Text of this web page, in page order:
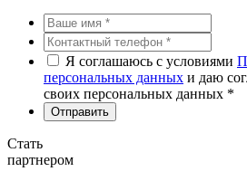
Я соглашаюсь с условиями
персональных данных и даю
своих персональных данных *
Стать
партнером